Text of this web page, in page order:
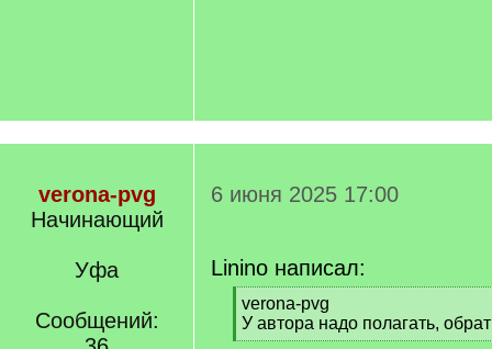
verona-pvg
Начинающий
Уфа
Сообщений:
6 июня 2025 17:00
Linino написал:
[
q
]
verona-pvg
У автора надо полагать,
[